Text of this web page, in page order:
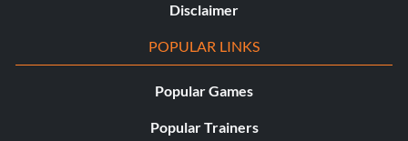
Disclaimer
POPULAR LINKS
Popular Games
Popular Trainers